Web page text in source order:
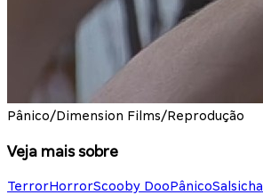
Pânico/Dimension Films/Reprodução
Veja mais sobre
TerrorHorrorScooby DooPânicoSalsicha